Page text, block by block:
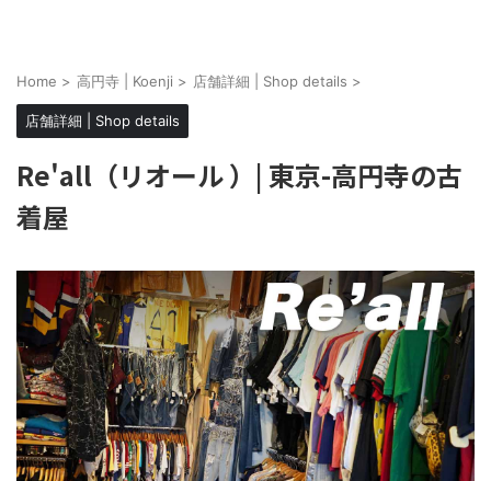
Home > 高円寺 | Koenji > 店舗詳細 | Shop details >
店舗詳細 | Shop details
Re'all（リオール ）| 東京-高円寺の古
着屋